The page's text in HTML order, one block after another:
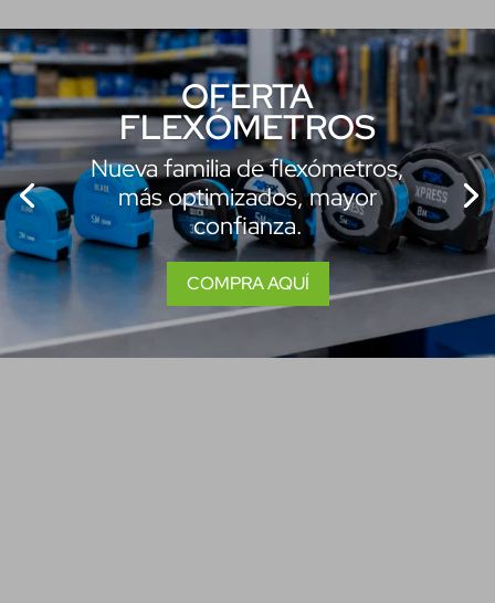
OFERTA
FLEXÓMETROS
Nueva familia de flexómetros,
más optimizados, mayor
confianza.
COMPRA AQUÍ